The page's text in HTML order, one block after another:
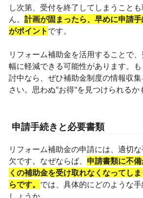
し次第、受付を終了してしまうこと
ん。 計画が固まったら、早めに申請
がポイント です。
リフォーム補助金を活用することで
幅に軽減できる可能性があります。
討中なら、ぜひ補助金制度の情報収
さい。思わぬ"お得"を見つけられるか
申請手続きと必要書類
リフォーム補助金の申請には、適切
欠です。なぜならば、 申請書類に不
くの補助金を受け取れなくなってし
らです。 では、具体的にどのような
しょうか。